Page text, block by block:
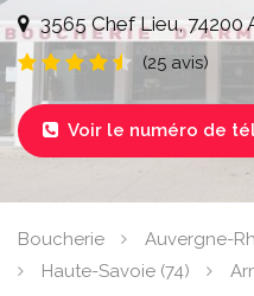
3565 Chef Lieu, 74200
(25 avis)
 Voir le numéro de
Boucherie
Auvergne-
Haute-Savoie (74)